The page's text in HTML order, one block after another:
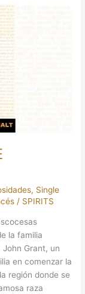
, Single
/ SPIRITS
la familia
Grant, un
en comenzar la
región donde se
raza